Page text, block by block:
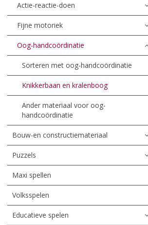
Actie-reactie-doen
Fijne motoriek
Oog-handcoördinatie
Sorteren met oog-handcoördinatie
Knikkerbaan en kralenboog
Ander materiaal voor oog-
handcoördinatie
Bouw-en constructiemateriaal
Puzzels
Maxi spellen
Volksspelen
Educatieve spelen